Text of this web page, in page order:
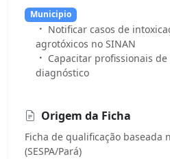
Municipio
Notificar casos de
agrotóxicos no SINAN
Capacitar profissionais
diagnóstico
Origem da Ficha
Ficha de qualificação baseada
(SESPA/Pará)